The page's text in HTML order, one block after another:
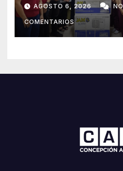
Concepción
AGOSTO 6, 2026
COMENTARIOS